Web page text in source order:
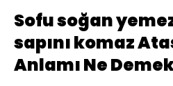
Sofu soğan
sapını komaz
Anlamı Ne